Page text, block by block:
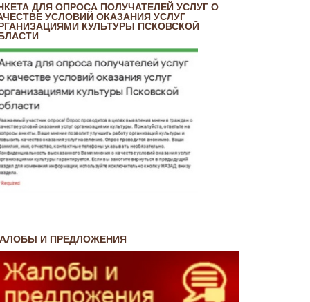
ДЛЯ ОПРОСА ПОЛУЧАТЕЛЕЙ УСЛУГ О
УСЛОВИЙ ОКАЗАНИЯ УСЛУГ
КУЛЬТУРЫ ПСКОВСКОЙ
И ПРЕДЛОЖЕНИЯ